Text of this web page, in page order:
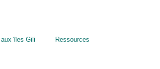
aux îles Gili Ressources